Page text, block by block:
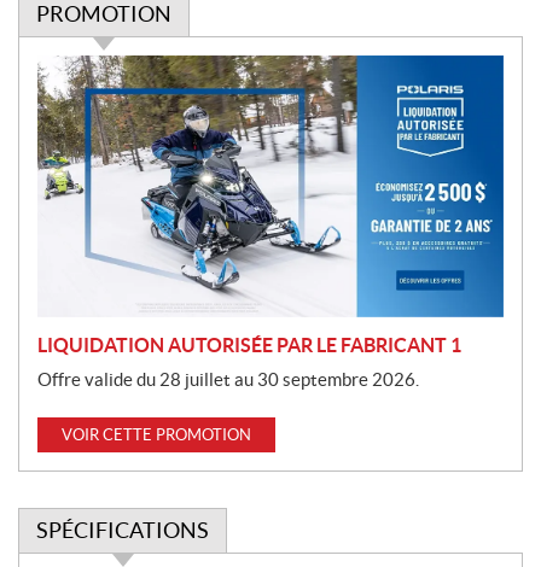
PROMOTION
P
r
o
m
o
t
LIQUIDATION AUTORISÉE PAR LE FABRICANT 1
Offre valide du 28 juillet au 30 septembre 2026.
VOIR CETTE PROMOTION
SPÉCIFICATIONS